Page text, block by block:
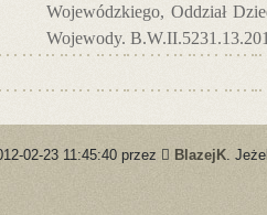
Wojewódzkiego, Oddział
Wojewody.
02-23 11:45:40 przez BlazejK .